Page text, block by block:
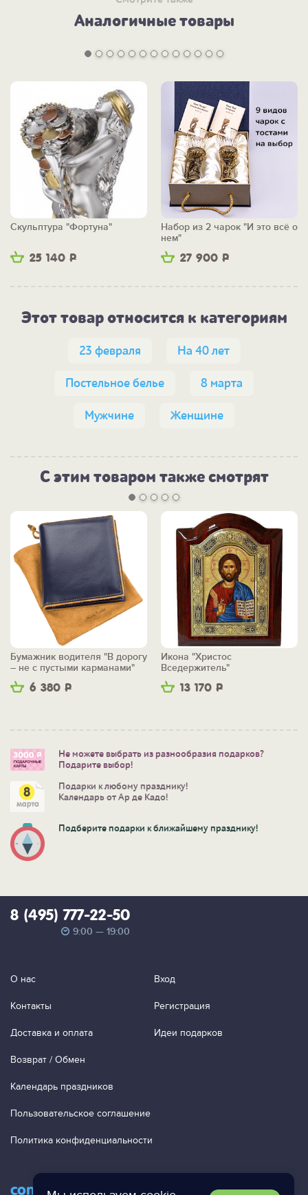
Аналогичные товары
25 140 Р
Скульптура "Фортуна"
27 900 Р
Набор из 2 чарок "И это всё о
нем"
Этот товар относится к категориям
23 февраля На 40 лет
Постельное белье 8 марта
Мужчине Женщине
С этим товаром также смотрят
6 380 Р
Бумажник водителя "В дорогу
– не с пустыми карманами"
13 170 Р
Икона "Христос
Вседержитель"
Не можете выбрать из разнообразия подарков?
Подарите выбор!
Подарки к любому празднику!
Календарь от Ар де Кадо!
Подберите подарки к ближайшему празднику!
contact@ac-studio.ru
8 (495) 777-22-50
9:00 — 19:00
О нас
Контакты
Доставка и оплата
Возврат / Обмен
Календарь праздников
Пользовательское соглашение
Политика конфиденциальности
Вход
Регистрация
Идеи подарков